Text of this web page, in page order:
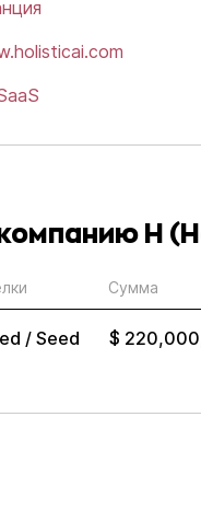
H
Сумма
/ Seed $